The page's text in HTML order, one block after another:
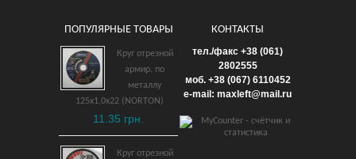
Ключ рожковый
укороченный 5 мм
взрывобезопасный ВБ
1,157 грн.
ДОБАВИТЬ В КОРЗИНУ
ПОПУЛЯРНЫЕ ТОВАРЫ
Круг отрезной
армир. по
металлу
125х1,0х22 (NORTON)
11.35 грн.
Круг отрезной
КОНТАКТЫ
тел./факс +38 (061)
2802555
моб. +38 (067) 6110452
e-mail: maxleft@mail.ru